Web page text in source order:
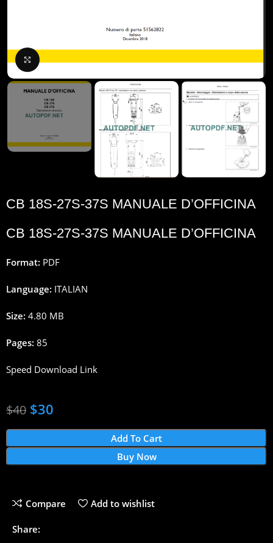
Click to enlarge
CB 18S-27S-37S MANUALE D’OFFICINA
CB 18S-27S-37S MANUALE D’OFFICINA
Format: PDF
Language: ITALIAN
Size: 4.80 MB
Pages: 85
Speed Download Link
$40 $30
Add To Cart
Buy Now
Compare Add to wishlist
Share: